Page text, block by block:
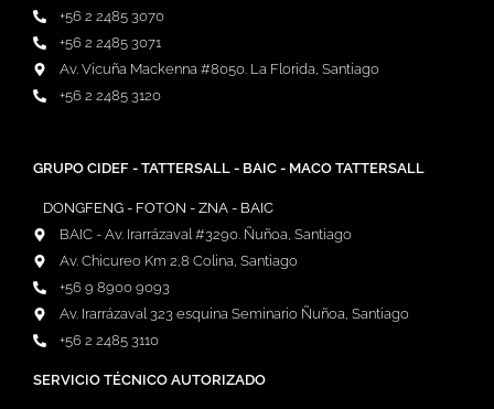
+56 2 2485 3070
+56 2 2485 3071
Av. Vicuña Mackenna #8050. La Florida, Santiago
+56 2 2485 3120
GRUPO CIDEF - TATTERSALL - BAIC - MACO TATTERSALL
DONGFENG - FOTON - ZNA - BAIC
BAIC - Av. Irarrázaval #3290. Ñuñoa, Santiago
Av. Chicureo Km 2,8 Colina, Santiago
+56 9 8900 9093
Av. Irarrázaval 323 esquina Seminario Ñuñoa, Santiago
+56 2 2485 3110
SERVICIO TÉCNICO AUTORIZADO